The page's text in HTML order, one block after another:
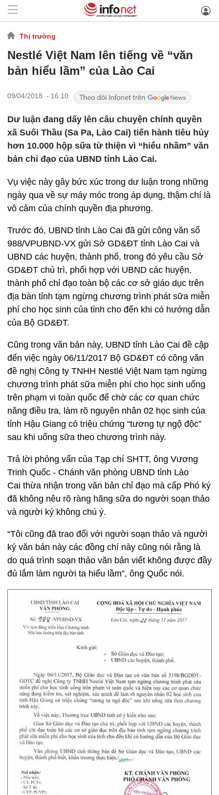
Thị trường
Nestlé Việt Nam lên tiếng về “văn
bản hiểu lầm” của Lào Cai
09/04/2018 - 16:10
Dư luận đang dấy lên câu chuyện chính quyền
xã Suối Thầu (Sa Pa, Lào Cai) tiến hành tiêu hủy
hơn 10.000 hộp sữa từ thiện vì “hiểu nhầm” văn
bản chỉ đạo của UBND tỉnh Lào Cai.
Vụ việc này gây bức xúc trong dư luận trong những
ngày qua về sự máy móc trong áp dụng, thậm chí là
vô cảm của chính quyền địa phương.
Trước đó, UBND tỉnh Lào Cai đã gửi công văn số
988/VPUBND-VX gửi Sở GD&ĐT tỉnh Lào Cai và
UBND các huyện, thành phố, trong đó yêu cầu Sở
GD&ĐT chủ trì, phối hợp với UBND các huyện,
thành phố chỉ đạo toàn bộ các cơ sở giáo dục trên
địa bàn tỉnh tạm ngừng chương trình phát sữa miễn
phí cho học sinh của tỉnh cho đến khi có hướng dẫn
của Bộ GD&ĐT.
Cũng trong văn bản này, UBND tỉnh Lào Cai đề cập
đến việc ngày 06/11/2017 Bộ GD&ĐT có công văn
đề nghị Công ty TNHH Nestlé Việt Nam tạm ngừng
chương trình phát sữa miễn phí cho học sinh uống
trên phạm vi toàn quốc để chờ các cơ quan chức
năng điều tra, làm rõ nguyên nhân 02 học sinh của
tỉnh Hậu Giang có triệu chứng “tương tự ngộ độc”
sau khi uống sữa theo chương trình này.
Trả lời phỏng vấn của Tạp chí SHTT, ông Vương
Trinh Quốc - Chánh văn phòng UBND tỉnh Lào
Cai thừa nhận trong văn bản chỉ đạo mà cấp Phó ký
đã không nêu rõ ràng hãng sữa do người soạn thảo
và người ký không chú ý.
“Tôi cũng đã trao đổi với người soạn thảo và người
ký văn bản này các đồng chí này cũng nói rằng là
do quá trình soạn thảo văn bản viết không được đầy
đủ lắm làm người ta hiểu lầm”, ông Quốc nói.